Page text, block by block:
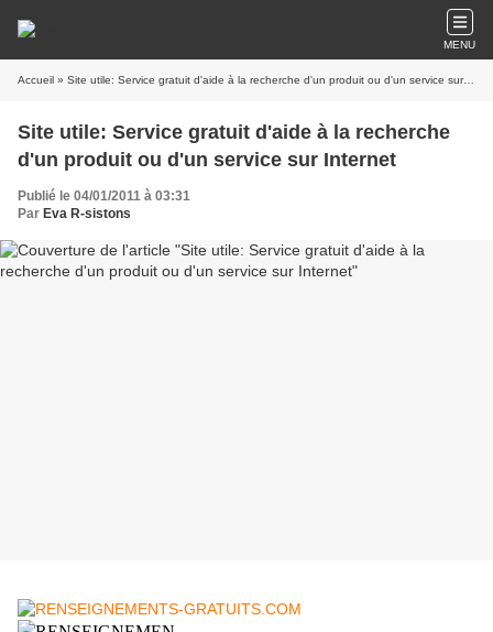
MENU
Accueil » Site utile: Service gratuit d'aide à la recherche d'un produit ou d'un service sur Internet
Site utile: Service gratuit d'aide à la recherche
d'un produit ou d'un service sur Internet
Publié le 04/01/2011 à 03:31
Par Eva R-sistons